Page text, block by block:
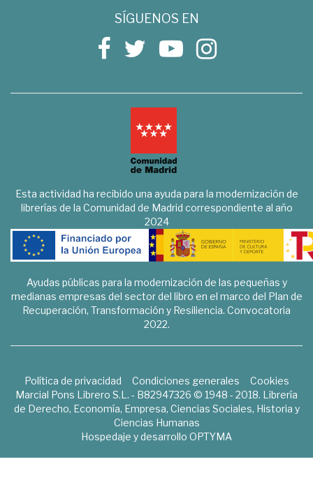
SÍGUENOS EN
Esta actividad ha recibido una ayuda para la modernización de
librerías de la Comunidad de Madrid correspondiente al año
2024
Ayudas públicas para la modernización de las pequeñas y
medianas empresas del sector del libro en el marco del Plan de
Recuperación, Transformación y Resiliencia. Convocatoria
2022.
Política de privacidad Condiciones generales
Cookies
Marcial Pons Librero S.L. - B82947326 © 1948 - 2018. Librería
de Derecho, Economía, Empresa, Ciencias Sociales, Historia y
Ciencias Humanas
Hospedaje y desarrollo OPTYMA